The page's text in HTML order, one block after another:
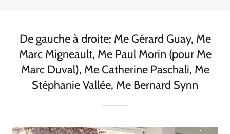
De gauche à droite: Me Gérard Guay, Me
Marc Migneault, Me Paul Morin (pour Me
Marc Duval), Me Catherine Paschali, Me
Stéphanie Vallée, Me Bernard Synn